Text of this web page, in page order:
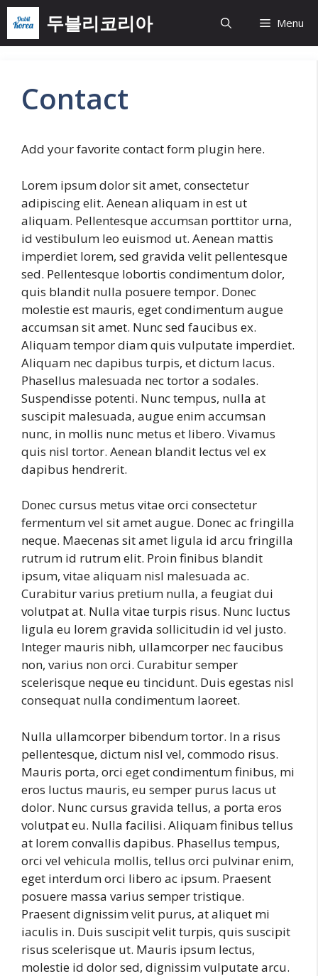
Skip
content
두블리코리아 Menu
Contact
Add your favorite contact form plugin here.
Lorem ipsum dolor sit amet, consectetur
adipiscing elit. Aenean aliquam in est ut
aliquam. Pellentesque accumsan porttitor urna,
id vestibulum leo euismod ut. Aenean mattis
imperdiet lorem, sed gravida velit pellentesque
sed. Pellentesque lobortis condimentum dolor,
quis blandit nulla posuere tempor. Donec
molestie est mauris, eget condimentum augue
accumsan sit amet. Nunc sed faucibus ex.
Aliquam tempor diam quis vulputate imperdiet.
Aliquam nec dapibus turpis, et dictum lacus.
Phasellus malesuada nec tortor a sodales.
Suspendisse potenti. Nunc tempus, nulla at
suscipit malesuada, augue enim accumsan
nunc, in mollis nunc metus et libero. Vivamus
quis nisl tortor. Aenean blandit lectus vel ex
dapibus hendrerit.
Donec cursus metus vitae orci consectetur
fermentum vel sit amet augue. Donec ac fringilla
neque. Maecenas sit amet ligula id arcu fringilla
rutrum id rutrum elit. Proin finibus blandit
ipsum, vitae aliquam nisl malesuada ac.
Curabitur varius pretium nulla, a feugiat dui
volutpat at. Nulla vitae turpis risus. Nunc luctus
ligula eu lorem gravida sollicitudin id vel justo.
Integer mauris nibh, ullamcorper nec faucibus
non, varius non orci. Curabitur semper
scelerisque neque eu tincidunt. Duis egestas nisl
consequat nulla condimentum laoreet.
Nulla ullamcorper bibendum tortor. In a risus
pellentesque, dictum nisl vel, commodo risus.
Mauris porta, orci eget condimentum finibus, mi
eros luctus mauris, eu semper purus lacus ut
dolor. Nunc cursus gravida tellus, a porta eros
volutpat eu. Nulla facilisi. Aliquam finibus tellus
at lorem convallis dapibus. Phasellus tempus,
orci vel vehicula mollis, tellus orci pulvinar enim,
eget interdum orci libero ac ipsum. Praesent
posuere massa varius semper tristique.
Praesent dignissim velit purus, at aliquet mi
iaculis in. Duis suscipit velit turpis, quis suscipit
risus scelerisque ut. Mauris ipsum lectus,
molestie id dolor sed, dignissim vulputate arcu.